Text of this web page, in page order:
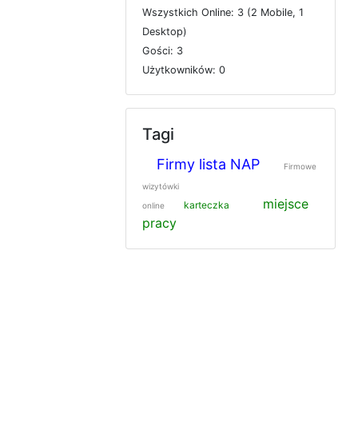
Wszystkich Online: 3 (2 Mobile, 1
Desktop)
Gości: 3
Użytkowników: 0
Tagi
Firmy lista NAP Firmowe
wizytówki
online
karteczka
miejsce
pracy